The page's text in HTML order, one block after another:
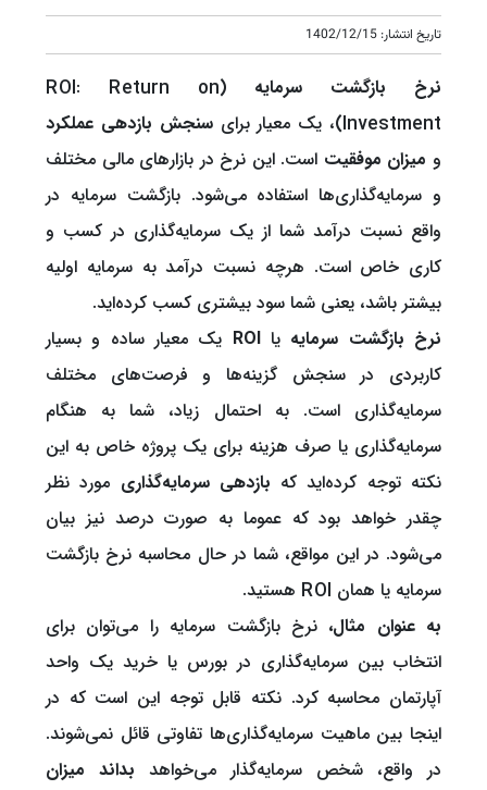
تاریخ انتشار: 1402/12/15
نرخ بازگشت سرمایه
(ROI: Return on
Investment)، یک معیار برای
سنجش بازدهی عملکرد
و میزان موفقیت است. این نرخ در بازارهای مالی مختلف
و سرمایه‌گذاری‌ها استفاده می‌شود. بازگشت سرمایه در
واقع نسبت درآمد شما از یک سرمایه‌گذاری در کسب و
کاری خاص است. هرچه نسبت درآمد به سرمایه اولیه
بیشتر باشد، یعنی شما سود بیشتری کسب کرده‌اید.
نرخ بازگشت سرمایه یاROI یک معیار ساده و بسیار
کاربردی در سنجش گزینه‌ها و فرصت‌های مختلف
سرمایه‌گذاری است. به احتمال زیاد، شما به هنگام
سرمایه‌گذاری یا صرف هزینه برای یک پروژه خاص به این
نکته توجه کرده‌اید که بازدهی سرمایه‌گذاری مورد نظر
چقدر خواهد بود که عموما به صورت درصد نیز بیان
می‌شود. در این مواقع، شما در حال محاسبه نرخ بازگشت
سرمایه یا همان ROI هستید.
به عنوان مثال، نرخ بازگشت سرمایه را می‌توان برای
انتخاب بین سرمایه‌گذاری در بورس یا خرید یک واحد
آپارتمان محاسبه کرد. نکته قابل توجه این است که در
اینجا بین ماهیت سرمایه‌گذاری‌ها تفاوتی قائل نمی‌شوند.
در واقع، شخص سرمایه‌گذار می‌خواهد بداند میزان